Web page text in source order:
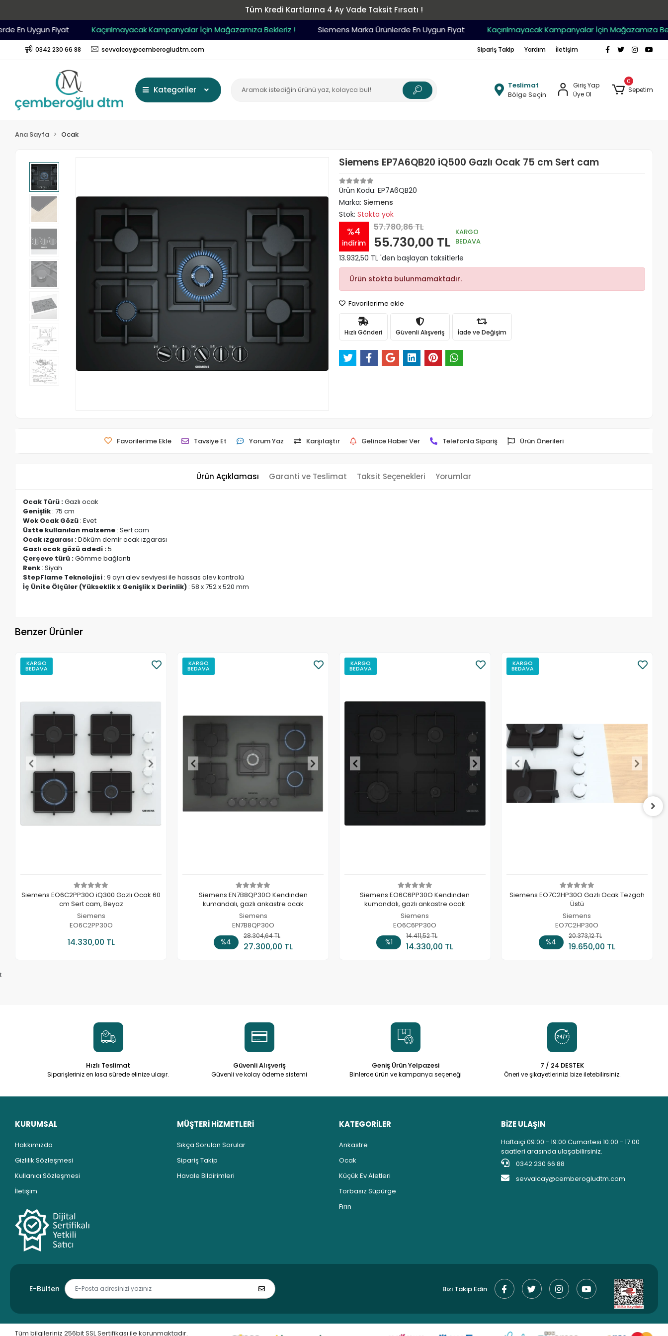
Tüm Kredi Kartlarına 4 Ay Vade Taksit Fırsatı !
En Uygun Fiyat
Kaçırılmayacak Kampanyalar İçin Mağazamıza Bekleriz ! Siemens Marka Ürünlerde En Uygun Fiyat Kaçırılmayacak Kampanyalar İçin Mağazamıza
0342 230 66 88 sevvalcay@cemberogludtm.com Sipariş Takip Yardım İletişim
Kategoriler
Teslimat
Bölge Seçin
Giriş Yap
Üye Ol
0
Sepetim
Ana Sayfa Ocak
Siemens EP7A6QB20 iQ500 Gazlı Ocak 75 cm Sert cam
Ürün Kodu: EP7A6QB20
Marka: Siemens
Stok: Stokta yok
%4
indirim
57.780,86 TL
55.730,00 TL
KARGO
BEDAVA
13.932,50 TL 'den başlayan taksitlerle
Ürün stokta bulunmamaktadır.
Favorilerime ekle
Hızlı Gönderi Güvenli Alışveriş İade ve Değişim
Favorilerime Ekle Tavsiye Et Yorum Yaz Karşılaştır Gelince Haber Ver Telefonla Sipariş Ürün Önerileri
Ürün Açıklaması Garanti ve Teslimat Taksit Seçenekleri Yorumlar
Ocak Türü :Gazlı ocak
Genişlik : 75 cm
Wok Ocak Gözü : Evet
Üstte kullanılan malzeme : Sert cam
Ocak ızgarası :Döküm demir ocak ızgarası
Gazlı ocak gözü adedi :5
Çerçeve türü :Gömme bağlantı
Renk : Siyah
StepFlame Teknolojisi : 9 ayrı alev seviyesi ile hassas alev kontrolü
İç Ünite Ölçüler (Yükseklik x Genişlik x Derinlik) : 58 x 752 x 520 mm
Benzer Ürünler
KARGO
BEDAVA
Siemens EO6C2PP30O iQ300 Gazlı Ocak 60
cm Sert cam, Beyaz
Siemens
EO6C2PP30O
14.330,00 TL
KARGO
BEDAVA
Siemens EN7B8QP30O Kendinden
kumandalı, gazlı ankastre ocak
Siemens
EN7B8QP30O
%4
28.304,64 TL
27.300,00 TL
Sepete Ekle
KARGO
BEDAVA
Siemens EO6C6PP30O Kendinden
kumandalı, gazlı ankastre ocak
Siemens
EO6C6PP30O
%1
14.411,52 TL
14.330,00 TL
Sepete Ekle
KARGO
BEDAVA
Siemens EO7C2HP30O Gazlı Ocak Tezgah
Üstü
Siemens
EO7C2HP30O
%4
20.373,12 TL
19.650,00 TL
Sepete Ekle
t
Hızlı Teslimat
Siparişleriniz en kısa sürede elinize ulaşır.
Güvenli Alışveriş
Güvenli ve kolay ödeme sistemi
Geniş Ürün Yelpazesi
Binlerce ürün ve kampanya seçeneği
7 / 24 DESTEK
Öneri ve şikayetlerinizi bize iletebilirsiniz.
KURUMSAL
Hakkımızda
Gizlilik Sözleşmesi
Kullanıcı Sözleşmesi
İletişim
MÜŞTERİ HİZMETLERİ
Sıkça Sorulan Sorular
Sipariş Takip
Havale Bildirimleri
KATEGORİLER
Ankastre
Ocak
Küçük Ev Aletleri
Torbasız Süpürge
Fırın
BİZE ULAŞIN
Haftaiçi 09:00 - 19:00 Cumartesi 10:00 - 17:00
saatleri arasında ulaşabilirsiniz.
0342 230 66 88
sevvalcay@cemberogludtm.com
E-Bülten Bizi Takip Edin
Tüm bilgileriniz 256bit SSL Sertifikası ile korunmaktadır.